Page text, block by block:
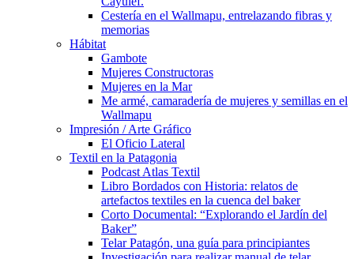
Cestería en el Wallmapu, entrelazando fibras y
memorias
Hábitat
Gambote
Mujeres Constructoras
Mujeres en la Mar
Me armé, camaradería de mujeres y semillas en el
Wallmapu
Impresión / Arte Gráfico
El Oficio Lateral
Textil en la Patagonia
Podcast Atlas Textil
Libro Bordados con Historia: relatos de
artefactos textiles en la cuenca del baker
Corto Documental: “Explorando el Jardín del
Baker”
Telar Patagón, una guía para principiantes